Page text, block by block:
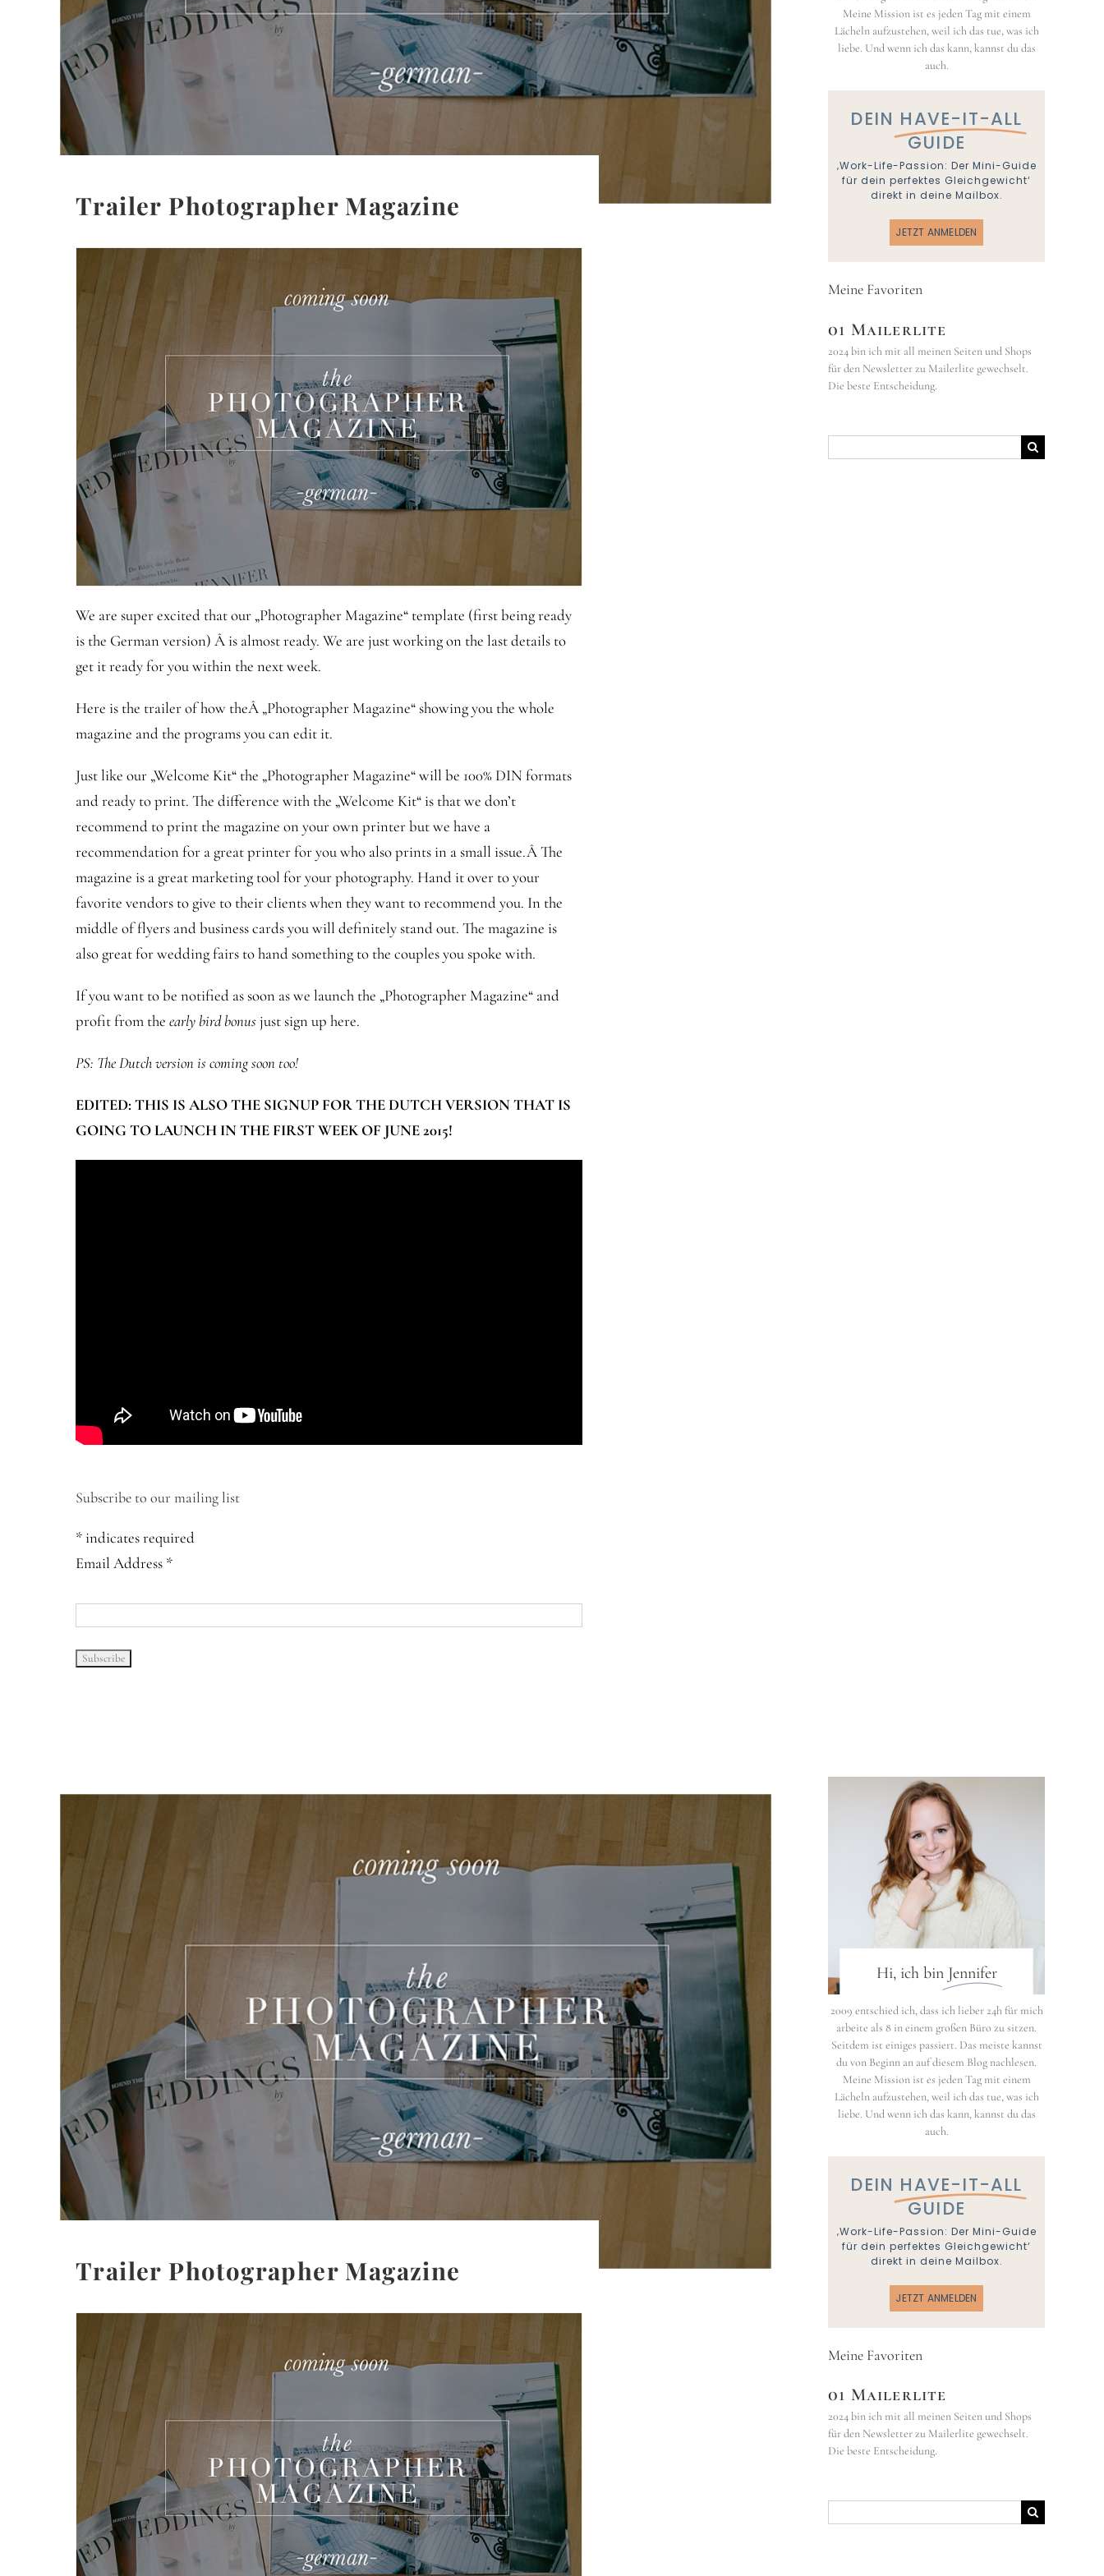
Trailer Photographer Magazine
We are super excited that our „Photographer Magazine“ template (first being ready
is the German version) Â is almost ready. We are just working on the last details to
get it ready for you within the next week.
Here is the trailer of how theÂ „Photographer Magazine“ showing you the whole
magazine and the programs you can edit it.
Just like our „Welcome Kit“ the „Photographer Magazine“ will be 100% DIN formats
and ready to print. The difference with the „Welcome Kit“ is that we don’t
recommend to print the magazine on your own printer but we have a
recommendation for a great printer for you who also prints in a small issue.Â The
magazine is a great marketing tool for your photography. Hand it over to your
favorite vendors to give to their clients when they want to recommend you. In the
middle of flyers and business cards you will definitely stand out. The magazine is
also great for wedding fairs to hand something to the couples you spoke with.
If you want to be notified as soon as we launch the „Photographer Magazine“ and
profit from the early bird bonusjust sign up here.
PS: The Dutch version is coming soon too!
EDITED: THIS IS ALSO THE SIGNUP FOR THE DUTCH VERSION THAT IS
GOING TO LAUNCH IN THE FIRST WEEK OF JUNE 2015!
Subscribe to our mailing list
*indicates required
Email Address *
Meine Mission ist es jeden Tag mit einem
Lächeln aufzustehen, weil ich das tue, was ich
liebe. Und wenn ich das kann, kannst du das
auch.
DEIN HAVE-IT-ALL
GUIDE
‚Work-Life-Passion: Der Mini-Guide
für dein perfektes Gleichgewicht‘
direkt in deine Mailbox.
JETZT ANMELDEN
Meine Favoriten
01 Mailerlite
2024 bin ich mit all meinen Seiten und Shops
für den Newsletter zu Mailerlite gewechselt.
Die beste Entscheidung.
nach:
Trailer Photographer Magazine
Hi, ich bin Jennifer
2009 entschied ich, dass ich lieber 24h für mich
arbeite als 8 in einem großen Büro zu sitzen.
Seitdem ist einiges passiert. Das meiste kannst
du von Beginn an auf diesem Blog nachlesen.
Meine Mission ist es jeden Tag mit einem
Lächeln aufzustehen, weil ich das tue, was ich
liebe. Und wenn ich das kann, kannst du das
auch.
DEIN HAVE-IT-ALL
GUIDE
‚Work-Life-Passion: Der Mini-Guide
für dein perfektes Gleichgewicht‘
direkt in deine Mailbox.
JETZT ANMELDEN
Meine Favoriten
01 Mailerlite
2024 bin ich mit all meinen Seiten und Shops
für den Newsletter zu Mailerlite gewechselt.
Die beste Entscheidung.
nach: